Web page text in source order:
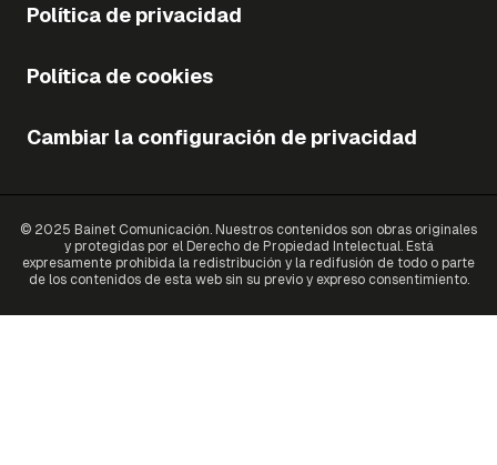
Política de privacidad
Política de cookies
Cambiar la configuración de privacidad
© 2025 Bainet Comunicación. Nuestros contenidos son obras originales
y protegidas por el Derecho de Propiedad Intelectual. Está
expresamente prohibida la redistribución y la redifusión de todo o parte
de los contenidos de esta web sin su previo y expreso consentimiento.